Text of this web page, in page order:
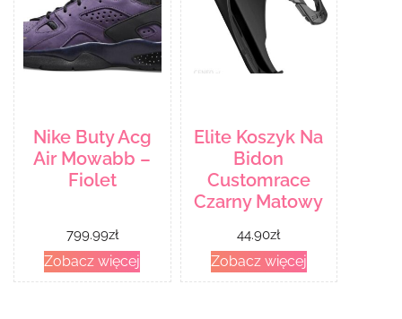
Nike Buty Acg
Air Mowabb –
Fiolet
799.99zł
Zobacz więcej
Elite Koszyk Na
Bidon
Customrace
Czarny Matowy
44.90zł
Zobacz więcej